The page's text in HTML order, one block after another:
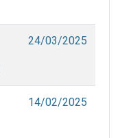
24/03/2025
14/02/2025